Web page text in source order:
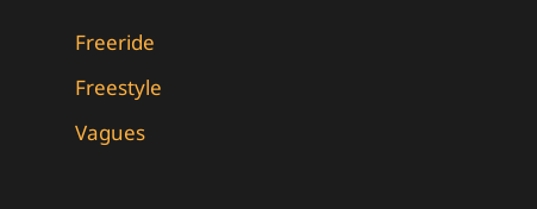
Freeride
Freestyle
Vagues